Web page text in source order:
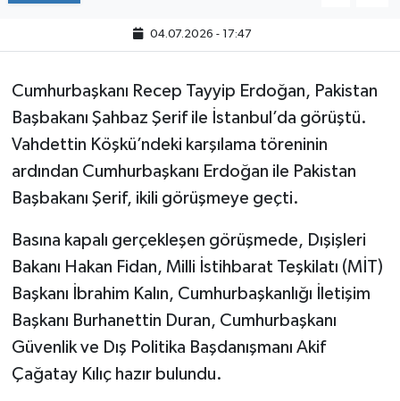
04.07.2026 - 17:47
Cumhurbaşkanı Recep Tayyip Erdoğan, Pakistan
Başbakanı Şahbaz Şerif ile İstanbul’da görüştü.
Vahdettin Köşkü’ndeki karşılama töreninin
ardından Cumhurbaşkanı Erdoğan ile Pakistan
Başbakanı Şerif, ikili görüşmeye geçti.
Basına kapalı gerçekleşen görüşmede, Dışişleri
Bakanı Hakan Fidan, Milli İstihbarat Teşkilatı (MİT)
Başkanı İbrahim Kalın, Cumhurbaşkanlığı İletişim
Başkanı Burhanettin Duran, Cumhurbaşkanı
Güvenlik ve Dış Politika Başdanışmanı Akif
Çağatay Kılıç hazır bulundu.